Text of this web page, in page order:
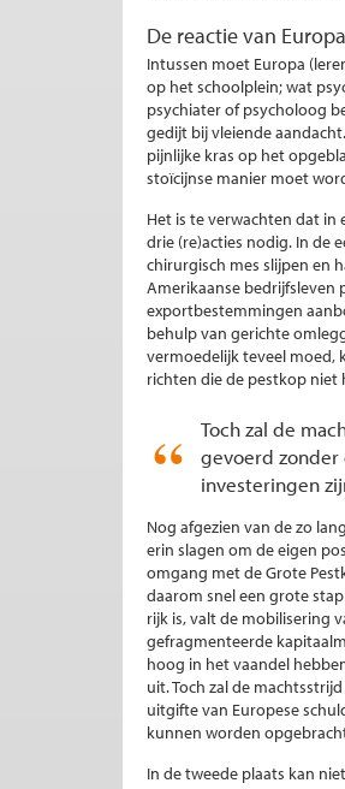
De reactie van Europa
Intussen moet Europa
op het schoolplein; wat
psychiater of psycholoog
gedijt bij vleiende
pijnlijke kras op het
stoïcijnse manier moet
Het is te verwachten dat
drie (re)acties nodig. In de
chirurgisch mes slijpen en
Amerikaanse bedrijfsleven
exportbestemmingen
behulp van gerichte
vermoedelijk teveel moed,
richten die de pestkop niet
Toch zal de
gevoerd
investeringen
Nog afgezien van de zo
erin slagen om de eigen
omgang met de Grote
daarom snel een grote
rijk is, valt de mobilisering
gefragmenteerde
hoog in het vaandel
uit. Toch zal de
uitgifte van Europese
kunnen worden
In de tweede plaats kan